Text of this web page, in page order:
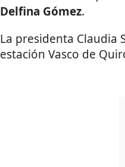
Delfina Gómez.
La presidenta Claudia
estación Vasco de